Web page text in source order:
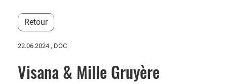
Retour
22.06.2024 , DOC
Visana & Mille Gruyère